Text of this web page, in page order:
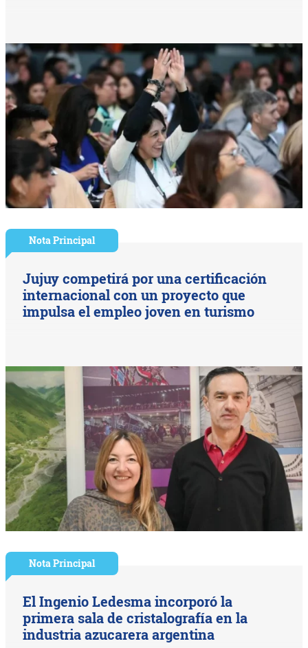
Nota Principal
Jujuy competirá por una certificación
internacional con un proyecto que
impulsa el empleo joven en turismo
Nota Principal
El Ingenio Ledesma incorporó la
primera sala de cristalografía en la
industria azucarera argentina